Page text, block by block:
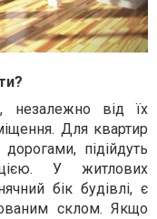
незалежно від їх
Для квартир
підійдуть
У житлових
бік будівлі, є
склом. Якщо